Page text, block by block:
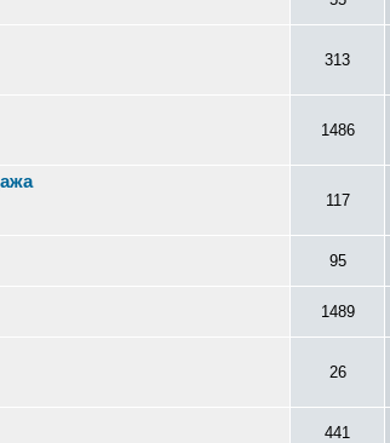
313
1486
117
95
1489
26
441